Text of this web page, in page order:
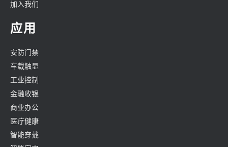
加入我们
应用
安防门禁
车载触显
工业控制
金融收银
商业办公
医疗健康
智能穿戴